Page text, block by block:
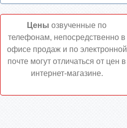
Цены озвученные по
телефонам, непосредственно в
офисе продаж и по электронной
почте могут отличаться от цен в
интернет-магазине.